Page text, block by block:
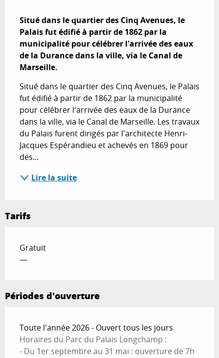
Situé dans le quartier des Cinq Avenues, le
Palais fut édifié à partir de 1862 par la
municipalité pour célébrer l'arrivée des eaux
de la Durance dans la ville, via le Canal de
Marseille.
Situé dans le quartier des Cinq Avenues, le Palais
fut édifié à partir de 1862 par la municipalité
pour célébrer l'arrivée des eaux de la Durance
dans la ville, via le Canal de Marseille. Les travaux
du Palais furent dirigés par l'architecte Henri-
Jacques Espérandieu et achevés en 1869 pour
des...
Lire la suite
Tarifs
Gratuit
—
Périodes d'ouverture
Toute l'année 2026 - Ouvert tous les jours
Horaires du Parc du Palais Longchamp :
- Du 1er septembre au 31 mai : ouverture de 7h